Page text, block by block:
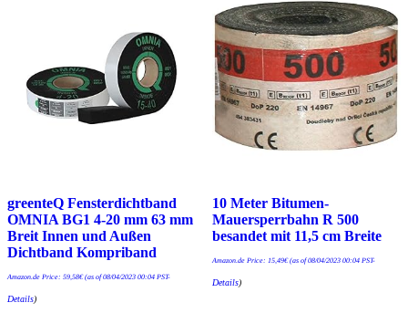
greenteQ Fensterdichtband
OMNIA BG1 4-20 mm 63 mm
Breit Innen und Außen
Dichtband Kompriband
Amazon.de Price: 59,58€(as of 08/04/2023 00:04 PST-
Details)
10 Meter Bitumen-
Mauersperrbahn R 500
besandet mit 11,5 cm Breite
Amazon.de Price: 15,49€(as of 08/04/2023 00:04 PST-
Details)